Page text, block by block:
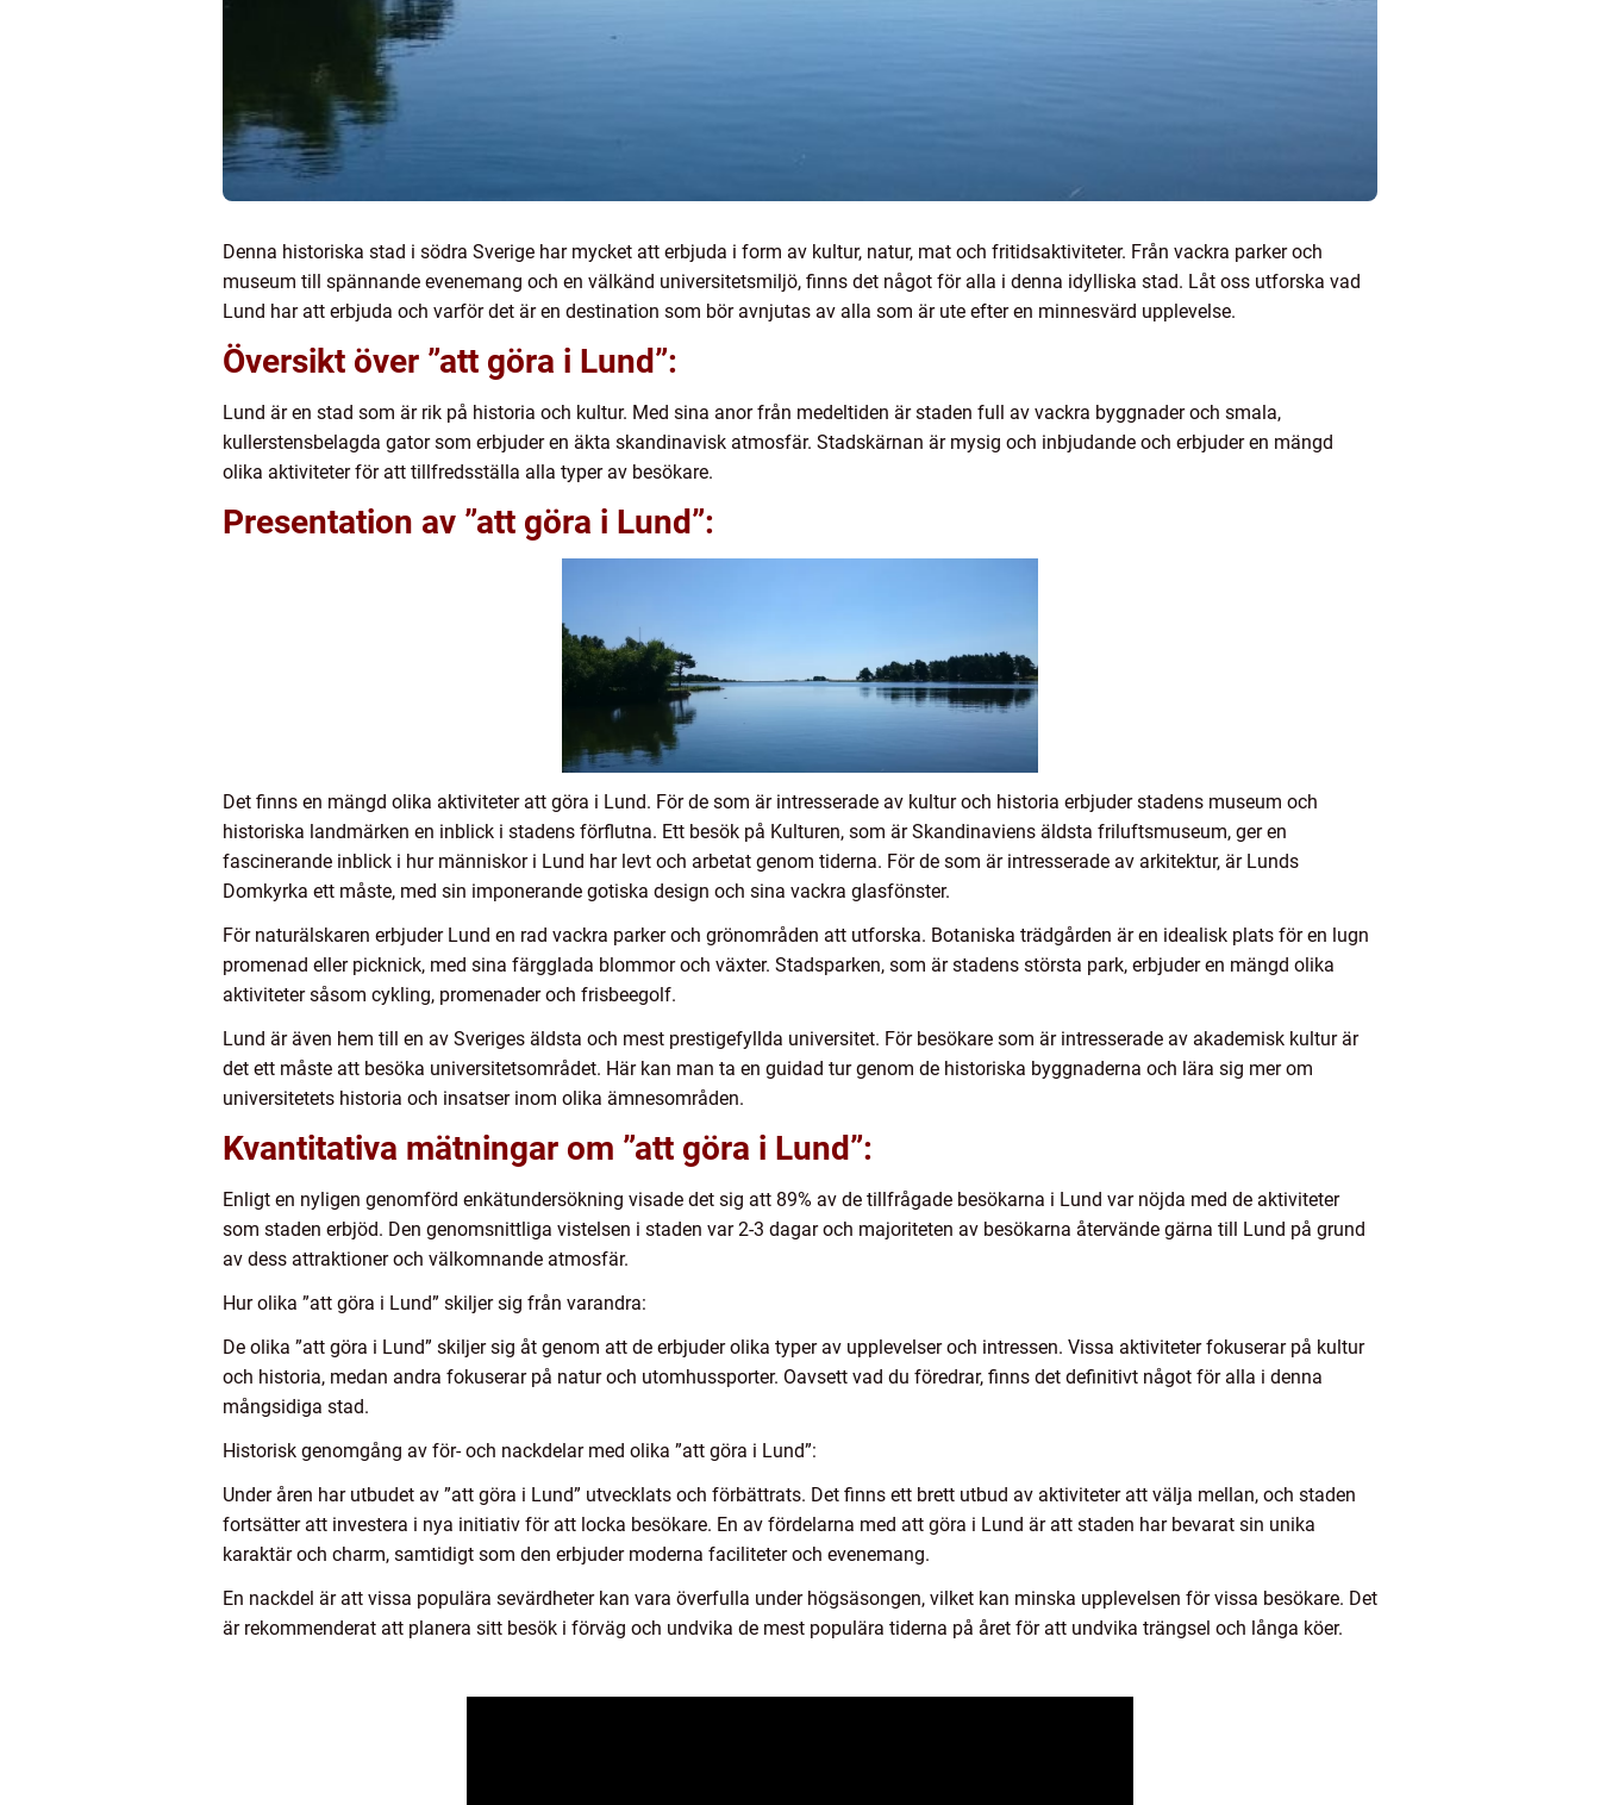
Denna historiska stad i södra Sverige har mycket att erbjuda i form av kultur, natur, mat och fritidsaktiviteter. Från vackra parker och
museum till spännande evenemang och en välkänd universitetsmiljö, finns det något för alla i denna idylliska stad. Låt oss utforska vad
Lund har att erbjuda och varför det är en destination som bör avnjutas av alla som är ute efter en minnesvärd upplevelse.
Översikt över ”att göra i Lund”:
Lund är en stad som är rik på historia och kultur. Med sina anor från medeltiden är staden full av vackra byggnader och smala,
kullerstensbelagda gator som erbjuder en äkta skandinavisk atmosfär. Stadskärnan är mysig och inbjudande och erbjuder en mängd
olika aktiviteter för att tillfredsställa alla typer av besökare.
Presentation av ”att göra i Lund”:
Det finns en mängd olika aktiviteter att göra i Lund. För de som är intresserade av kultur och historia erbjuder stadens museum och
historiska landmärken en inblick i stadens förflutna. Ett besök på Kulturen, som är Skandinaviens äldsta friluftsmuseum, ger en
fascinerande inblick i hur människor i Lund har levt och arbetat genom tiderna. För de som är intresserade av arkitektur, är Lunds
Domkyrka ett måste, med sin imponerande gotiska design och sina vackra glasfönster.
För naturälskaren erbjuder Lund en rad vackra parker och grönområden att utforska. Botaniska trädgården är en idealisk plats för en lugn
promenad eller picknick, med sina färgglada blommor och växter. Stadsparken, som är stadens största park, erbjuder en mängd olika
aktiviteter såsom cykling, promenader och frisbeegolf.
Lund är även hem till en av Sveriges äldsta och mest prestigefyllda universitet. För besökare som är intresserade av akademisk kultur är
det ett måste att besöka universitetsområdet. Här kan man ta en guidad tur genom de historiska byggnaderna och lära sig mer om
universitetets historia och insatser inom olika ämnesområden.
Kvantitativa mätningar om ”att göra i Lund”:
Enligt en nyligen genomförd enkätundersökning visade det sig att 89% av de tillfrågade besökarna i Lund var nöjda med de aktiviteter
som staden erbjöd. Den genomsnittliga vistelsen i staden var 2-3 dagar och majoriteten av besökarna återvände gärna till Lund på grund
av dess attraktioner och välkomnande atmosfär.
Hur olika ”att göra i Lund” skiljer sig från varandra:
De olika ”att göra i Lund” skiljer sig åt genom att de erbjuder olika typer av upplevelser och intressen. Vissa aktiviteter fokuserar på kultur
och historia, medan andra fokuserar på natur och utomhussporter. Oavsett vad du föredrar, finns det definitivt något för alla i denna
mångsidiga stad.
Historisk genomgång av för- och nackdelar med olika ”att göra i Lund”:
Under åren har utbudet av ”att göra i Lund” utvecklats och förbättrats. Det finns ett brett utbud av aktiviteter att välja mellan, och staden
fortsätter att investera i nya initiativ för att locka besökare. En av fördelarna med att göra i Lund är att staden har bevarat sin unika
karaktär och charm, samtidigt som den erbjuder moderna faciliteter och evenemang.
En nackdel är att vissa populära sevärdheter kan vara överfulla under högsäsongen, vilket kan minska upplevelsen för vissa besökare. Det
är rekommenderat att planera sitt besök i förväg och undvika de mest populära tiderna på året för att undvika trängsel och långa köer.